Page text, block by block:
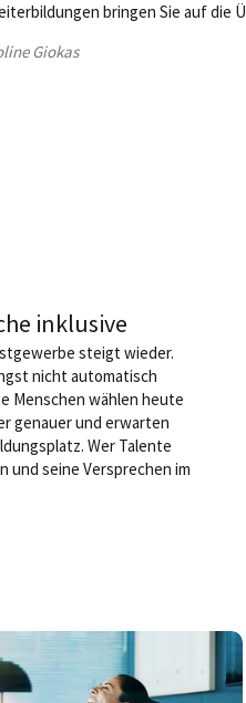
bringen Sie auf die
Giokas
inklusive
steigt wieder.
nicht automatisch
Menschen wählen heute
genauer und erwarten
Wer Talente
und seine Versprechen im